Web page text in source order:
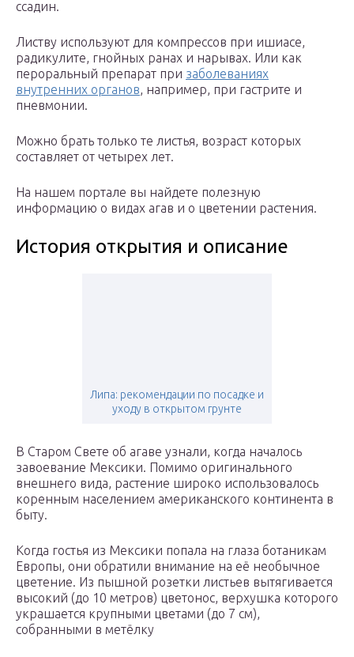
ссадин.
Листву используют для компрессов при ишиасе,
радикулите, гнойных ранах и нарывах. Или как
пероральный препарат при заболеваниях
внутренних органов, например, при гастрите и
пневмонии.
Можно брать только те листья, возраст которых
составляет от четырех лет.
На нашем портале вы найдете полезную
информацию о видах агав и о цветении растения.
История открытия и описание
Липа: рекомендации по посадке и
уходу в открытом грунте
В Старом Свете об агаве узнали, когда началось
завоевание Мексики. Помимо оригинального
внешнего вида, растение широко использовалось
коренным населением американского континента в
быту.
Когда гостья из Мексики попала на глаза ботаникам
Европы, они обратили внимание на её необычное
цветение. Из пышной розетки листьев вытягивается
высокий (до 10 метров) цветонос, верхушка которого
украшается крупными цветами (до 7 см),
собранными в метёлку